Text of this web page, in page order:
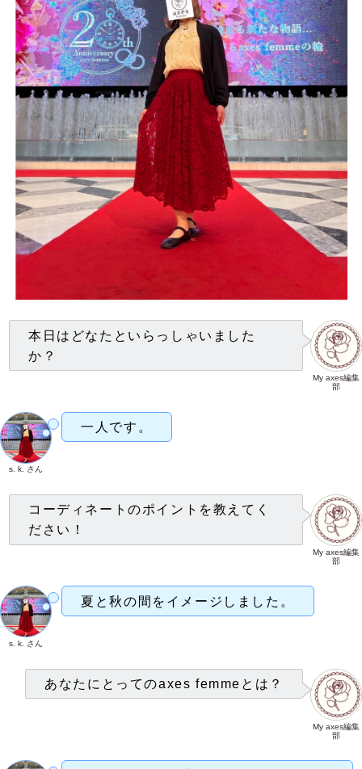
My axes編集
部
本日はどなたといらっしゃいました
か？
s. k. さん
一人です。
My axes編集
部
コーディネートのポイントを教えてく
ださい！
s. k. さん
夏と秋の間をイメージしました。
My axes編集
部
あなたにとってのaxes femmeとは？